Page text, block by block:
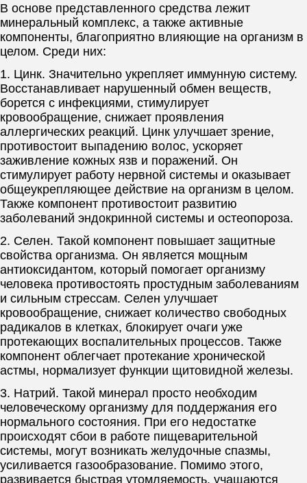
В основе представленного средства лежит
минеральный комплекс, а также активные
компоненты, благоприятно влияющие на организм в
целом. Среди них:
1. Цинк. Значительно укрепляет иммунную систему.
Восстанавливает нарушенный обмен веществ,
борется с инфекциями, стимулирует
кровообращение, снижает проявления
аллергических реакций. Цинк улучшает зрение,
противостоит выпадению волос, ускоряет
заживление кожных язв и поражений. Он
стимулирует работу нервной системы и оказывает
общеукрепляющее действие на организм в целом.
Также компонент противостоит развитию
заболеваний эндокринной системы и остеопороза.
2. Селен. Такой компонент повышает защитные
свойства организма. Он является мощным
антиоксидантом, который помогает организму
человека противостоять простудным заболеваниям
и сильным стрессам. Селен улучшает
кровообращение, снижает количество свободных
радикалов в клетках, блокирует очаги уже
протекающих воспалительных процессов. Также
компонент облегчает протекание хронической
астмы, нормализует функции щитовидной железы.
3. Натрий. Такой минерал просто необходим
человеческому организму для поддержания его
нормального состояния. При его недостатке
происходят сбои в работе пищеварительной
системы, могут возникать желудочные спазмы,
усиливается газообразование. Помимо этого,
развивается быстрая утомляемость, учащаются